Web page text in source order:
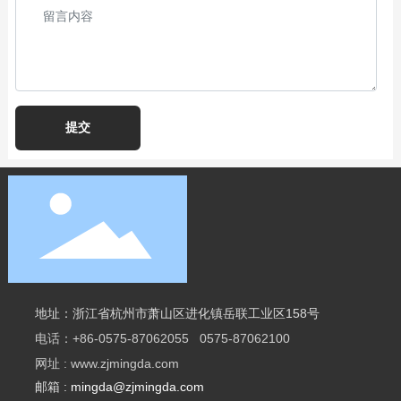
提交
地址：浙江省杭州市萧山区进化镇岳联工业区158号
电话： +86-0575-87062055 0575-87062100
网址 : www.zjmingda.com
邮箱 : mingda@zjmingda.com